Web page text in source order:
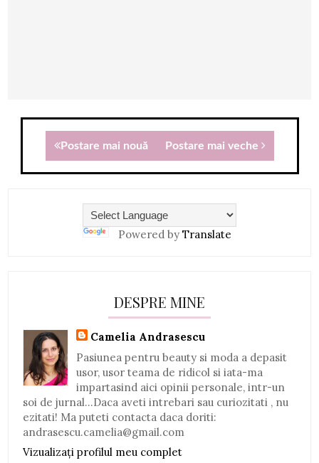
Postare mai nouă Postare mai veche
Powered by Translate
DESPRE MINE
Camelia Andrasescu
Pasiunea pentru beauty si moda a depasit
usor, usor teama de ridicol si iata-ma
impartasind aici opinii personale, intr-un
soi de jurnal...Daca aveti intrebari sau curiozitati , nu
ezitati! Ma puteti contacta daca doriti:
andrasescu.camelia@gmail.com
Vizualizați profilul meu complet